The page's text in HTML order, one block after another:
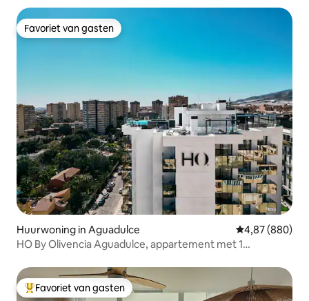
Favoriet van gasten
Favoriet van gasten
Huurwoning in Aguadulce Gemiddelde
4,87 (880)
HO By Olivencia Aguadulce, appartement met 1
Topfavoriet van gasten
Favoriet van gasten